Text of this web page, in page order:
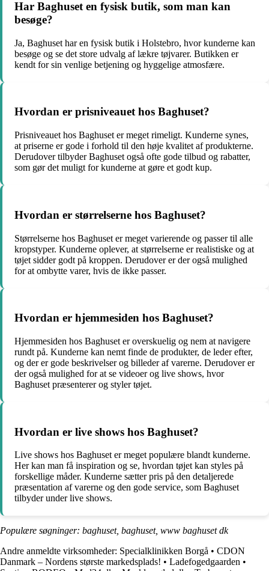
Har Baghuset en fysisk butik, som man kan
besøge?
Ja, Baghuset har en fysisk butik i Holstebro, hvor kunderne kan
besøge og se det store udvalg af lækre tøjvarer. Butikken er
kendt for sin venlige betjening og hyggelige atmosfære.
Hvordan er prisniveauet hos Baghuset?
Prisniveauet hos Baghuset er meget rimeligt. Kunderne synes,
at priserne er gode i forhold til den høje kvalitet af produkterne.
Derudover tilbyder Baghuset også ofte gode tilbud og rabatter,
som gør det muligt for kunderne at gøre et godt kup.
Hvordan er størrelserne hos Baghuset?
Størrelserne hos Baghuset er meget varierende og passer til alle
kropstyper. Kunderne oplever, at størrelserne er realistiske og at
tøjet sidder godt på kroppen. Derudover er der også mulighed
for at ombytte varer, hvis de ikke passer.
Hvordan er hjemmesiden hos Baghuset?
Hjemmesiden hos Baghuset er overskuelig og nem at navigere
rundt på. Kunderne kan nemt finde de produkter, de leder efter,
og der er gode beskrivelser og billeder af varerne. Derudover er
der også mulighed for at se videoer og live shows, hvor
Baghuset præsenterer og styler tøjet.
Hvordan er live shows hos Baghuset?
Live shows hos Baghuset er meget populære blandt kunderne.
Her kan man få inspiration og se, hvordan tøjet kan styles på
forskellige måder. Kunderne sætter pris på den detaljerede
præsentation af varerne og den gode service, som Baghuset
tilbyder under live shows.
Populære søgninger: baghuset, baghuset, www baghuset dk
Andre anmeldte virksomheder: Specialklinikken Borgå • CDON
Danmark – Nordens største markedsplads! • Ladefogedgaarden •